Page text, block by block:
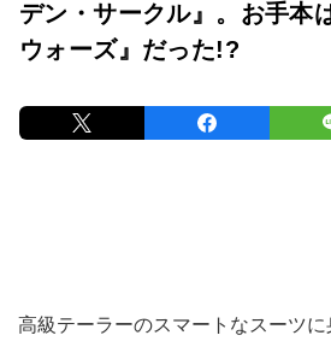
デン・サークル』。お手本
ウォーズ』だった!?
高級テーラーのスマートなスーツ